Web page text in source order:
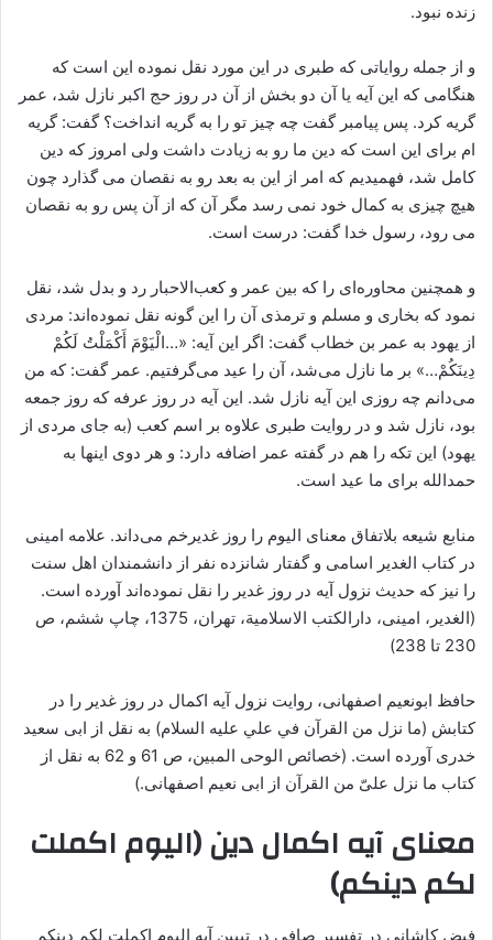
زنده نبود.
و از جمله روایاتی که طبری در این مورد نقل نموده این است که
هنگامی‌‌ که این آیه یا آن دو بخش از آن در روز حج اکبر نازل شد، عمر
گریه کرد. پس پیامبر گفت چه چیز تو را به گریه انداخت؟ گفت: گريه
ام براى اين است كه دين ما رو به زيادت داشت ولى امروز كه دين
كامل شد، فهميديم كه امر از اين به بعد رو به نقصان مى گذارد چون
هيچ چیزی به كمال خود نمى رسد مگر آن كه از آن پس رو به نقصان
مى رود، رسول خدا گفت: درست است.
و همچنین محاوره‌ای را که بین عمر و کعب‌الاحبار رد و بدل شد، نقل
نمود که بخاری و مسلم و ترمذی آن را این گونه نقل نموده‌اند: مردی
از یهود به عمر بن خطاب گفت: اگر این آیه: «…الْيَوْمَ أَكْمَلْتُ لَكُمْ
دِينَكُمْ…» بر ما نازل می‌‌شد، آن را عید می‌‌گرفتیم. عمر گفت: که من
می‌‌دانم چه روزی این آیه نازل شد. این آیه در روز عرفه که روز جمعه
بود، نازل شد و در روایت طبری علاوه بر اسم کعب (به جای مردی از
یهود) این تکه را هم در گفته عمر اضافه دارد: و هر دوی اینها به
حمدالله برای ما عید است.
منابع شیعه بلاتفاق معنای الیوم را روز غدیرخم می‌‌داند. علامه امینی
در کتاب الغدیر اسامی‌‌ و گفتار شانزده نفر از دانشمندان اهل سنت
را نیز که حدیث نزول آیه در روز غدیر را نقل نموده‌اند آورده است.
(الغدیر، امینی، دارالکتب الاسلامیة، تهران، 1375، چاپ ششم، ص
230 تا 238)
حافظ ابونعيم اصفهانی، روایت نزول آیه اکمال در روز غدیر را در
کتابش (ما نزل من القرآن في علي عليه السلام) به نقل از ابی سعید
خدری آورده است. (خصائص الوحى المبین، ص 61 و 62 به نقل از
کتاب ما نزل علىّ من القرآن از ابى نعیم اصفهانی.)
معنای آیه اکمال دین (الیوم اکملت
لکم دینکم)
فیض کاشانی در تفسیر صافی در تبیین آیه الیوم اکملت لکم دینکم